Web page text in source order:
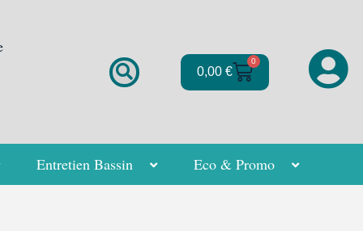
0,00€
0
Panier
Entretien Bassin Eco & Promo